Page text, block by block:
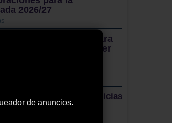
de anuncios.
2026/27
El CD Guadalajara
este miércoles su primer
Más noticias